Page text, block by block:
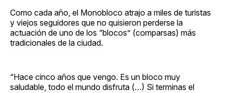
Como cada año, el Monobloco atrajo a miles de turistas
y viejos seguidores que no quisieron perderse la
actuación de uno de los “blocos” (comparsas) más
tradicionales de la ciudad.
“Hace cinco años que vengo. Es un bloco muy
saludable, todo el mundo disfruta (…) Si terminas el